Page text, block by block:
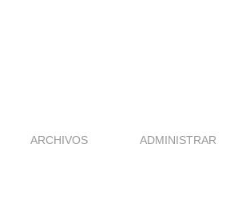
ARCHIVOS ADMINISTRAR